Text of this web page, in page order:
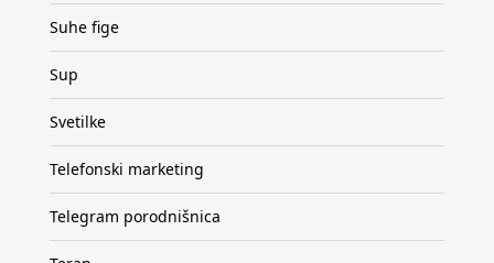
Suhe fige
Sup
Svetilke
Telefonski marketing
Telegram porodnišnica